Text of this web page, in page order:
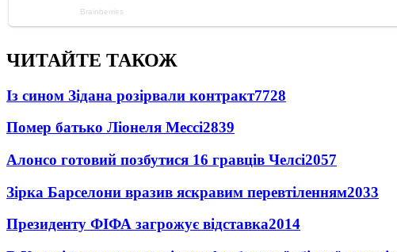
ЧИТАЙТЕ ТАКОЖ
Із сином Зідана розірвали контракт7728
Помер батько Ліонеля Мессі2839
Алонсо готовий позбутися 16 гравців Челсі2057
Зірка Барселони вразив яскравим перевтіленням2033
Президенту ФІФА загрожує відставка2014